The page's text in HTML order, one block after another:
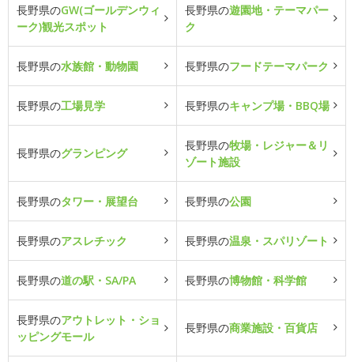
長野県のGW(ゴールデンウィ
ーク)観光スポット
長野県の遊園地・テーマパー
ク
長野県の水族館・動物園 長野県のフードテーマパーク
長野県の工場見学 長野県のキャンプ場・BBQ場
長野県のグランピング
長野県の牧場・レジャー＆リ
ゾート施設
長野県のタワー・展望台 長野県の公園
長野県のアスレチック 長野県の温泉・スパリゾート
長野県の道の駅・SA/PA 長野県の博物館・科学館
長野県のアウトレット・ショ
ッピングモール
長野県の商業施設・百貨店